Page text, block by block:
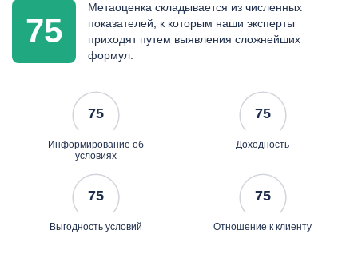
75
Метаоценка складывается из численных
показателей, к которым наши эксперты
приходят путем выявления сложнейших
формул.
75
Информирование об
условиях
75
Доходность
75
Выгодность условий
75
Отношение к клиенту